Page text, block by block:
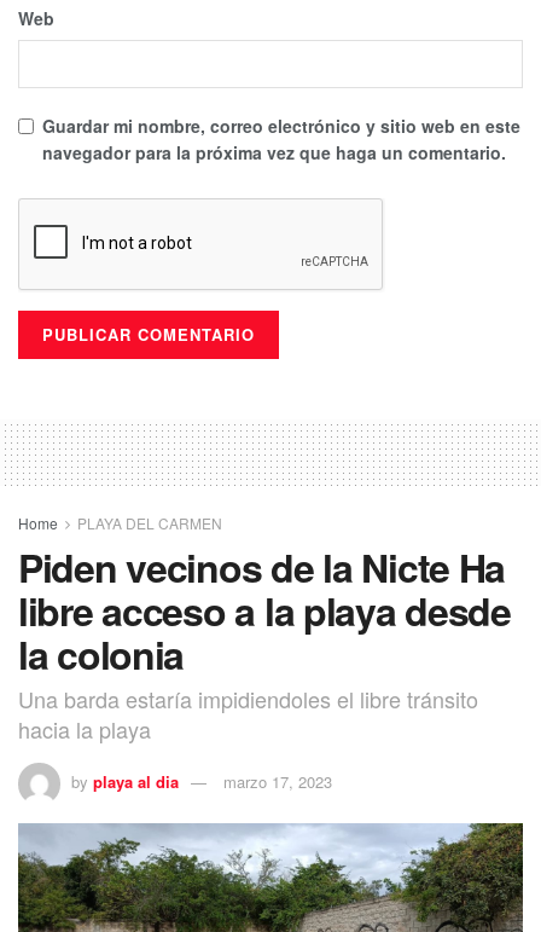
Web
Guardar mi nombre, correo electrónico y sitio web en este
navegador para la próxima vez que haga un comentario.
Home PLAYA DEL CARMEN
Piden vecinos de la Nicte Ha
libre acceso a la playa desde
la colonia
Una barda estaría impidiendoles el libre tránsito
hacia la playa
by playa al dia marzo 17, 2023